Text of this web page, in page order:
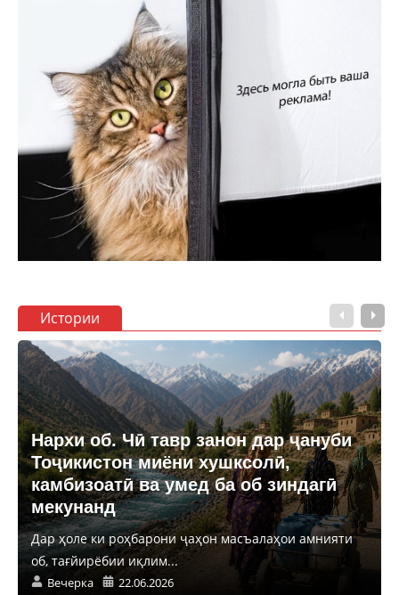
Истории
Нархи об. Чӣ тавр занон дар ҷануби
Тоҷикистон миёни хушксолӣ,
камбизоатӣ ва умед ба об зиндагӣ
мекунанд
Дар ҳоле ки роҳбарони ҷаҳон масъалаҳои амнияти
об, тағйирёбии иқлим...
Вечерка 22.06.2026